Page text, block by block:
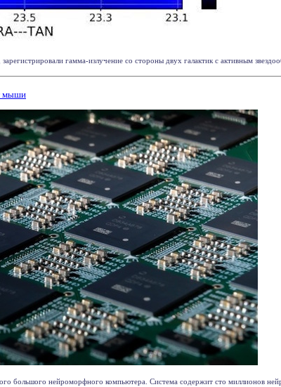
гамма-излучение со стороны двух галактик с активным
мыши
большого нейроморфного компьютера. Система содержит сто миллионов